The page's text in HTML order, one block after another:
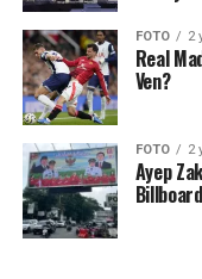
FOTO 2
Real
Ven?
FOTO 2
Ayep